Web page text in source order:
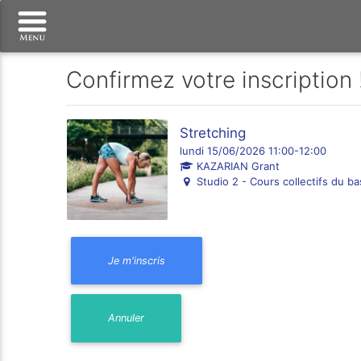
Confirmez votre inscription
Stretching
lundi 15/06/2026 11:00-12:00
KAZARIAN Grant
Studio 2 - Cours collectifs du